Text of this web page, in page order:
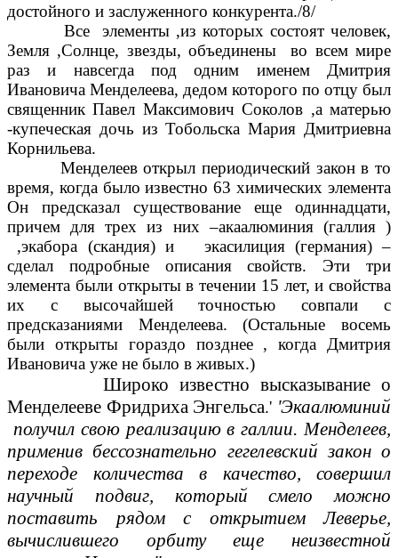
достойного и заслуженного конкурента./8/
Все элементы ,из которых состоят человек,
Земля ,Солнце, звезды, объединены во всем мире
раз и навсегда под одним именем Дмитрия
Ивановича Менделеева, дедом которого по отцу был
священник Павел Максимович Соколов ,а матерью
-купеческая дочь из Тобольска Мария Дмитриевна
Корнильева.
Менделеев открыл периодический закон в то
время, когда было известно 63 химических элемента
Он предсказал существование еще одиннадцати,
причем для трех из них –акаалюминия (галлия )
,экабора (скандия) и экасилиция (германия) –
сделал подробные описания свойств. Эти три
элемента были открыты в течении 15 лет, и свойства
их с высочайшей точностью совпали с
предсказаниями Менделеева. (Остальные восемь
были открыты гораздо позднее , когда Дмитрия
Ивановича уже не было в живых.)
Широко известно высказывание о
Менделееве Фридриха Энгельса.' 'Экаалюминий
получил свою реализацию в галлии. Менделеев,
применив бессознательно гегелевский закон о
переходе количества в качество, совершил
научный подвиг, который смело можно
поставить рядом с открытием Леверье,
вычислившего орбиту еще неизвестной